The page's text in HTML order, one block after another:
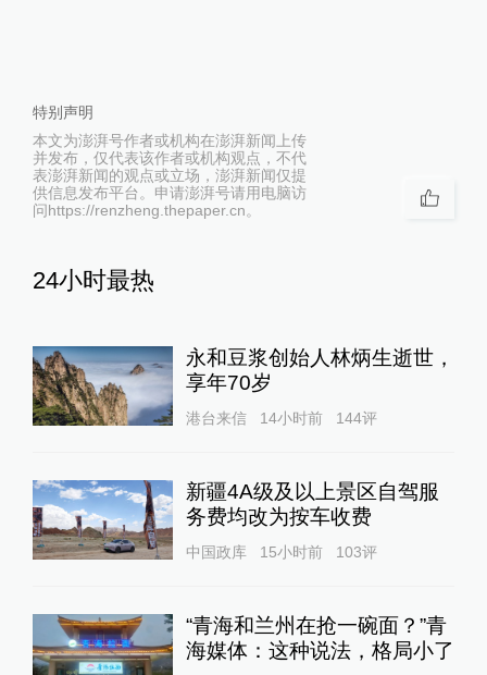
特别声明
本文为澎湃号作者或机构在澎湃新闻上传
并发布，仅代表该作者或机构观点，不代
表澎湃新闻的观点或立场，澎湃新闻仅提
供信息发布平台。申请澎湃号请用电脑访
问https://renzheng.thepaper.cn。
24小时最热
永和豆浆创始人林炳生逝世，
享年70岁
港台来信 14小时前 144评
新疆4A级及以上景区自驾服
务费均改为按车收费
中国政库 15小时前 103评
“青海和兰州在抢一碗面？”青
海媒体：这种说法，格局小了